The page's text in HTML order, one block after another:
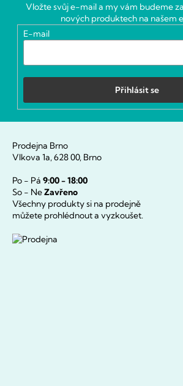
Vložte svůj e-mail a my vám budeme
nových produktech na našem
E-mail
Přihlásit se
Prodejna Brno
Vlkova 1a, 628 00, Brno
Po - Pá 9:00 - 18:00
So - NeZavřeno
Všechny produkty si na prodejně
můžete prohlédnout a vyzkoušet.